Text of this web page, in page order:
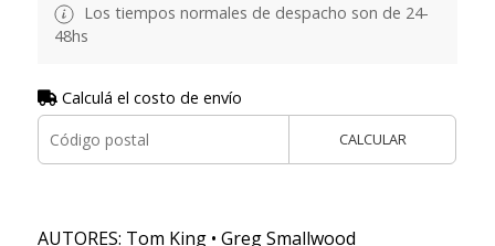
Los tiempos normales de despacho son de 24-
48hs
Calculá el costo de envío
CALCULAR
AUTORES: Tom King • Greg Smallwood